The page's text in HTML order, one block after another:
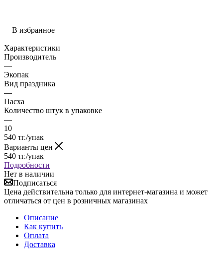
В избранное
Характеристики
Производитель
—
Экопак
Вид праздника
—
Пасха
Количество штук в упаковке
—
10
540 тг./упак
Варианты цен
540 тг./упак
Подробности
Нет в наличии
Подписаться
Цена действительна только для интернет-магазина и может
отличаться от цен в розничных магазинах
Описание
Как купить
Оплата
Доставка